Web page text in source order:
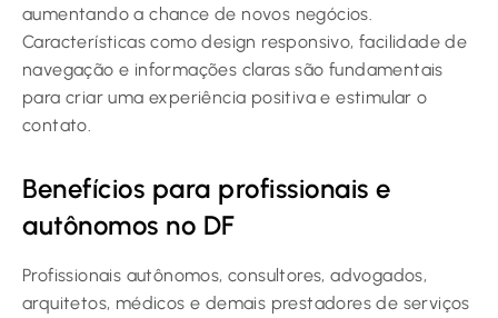
aumentando a chance de novos negócios.
Características como design responsivo, facilidade de
navegação e informações claras são fundamentais
para criar uma experiência positiva e estimular o
contato.
Benefícios para profissionais e
autônomos no DF
Profissionais autônomos, consultores, advogados,
arquitetos, médicos e demais prestadores de serviços